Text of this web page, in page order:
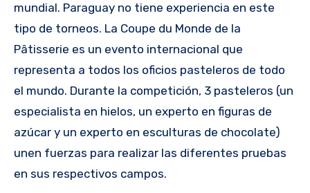
mundial. Paraguay no tiene experiencia en este
tipo de torneos. La Coupe du Monde de la
Pâtisserie es un evento internacional que
representa a todos los oficios pasteleros de todo
el mundo. Durante la competición, 3 pasteleros (un
especialista en hielos, un experto en figuras de
azúcar y un experto en esculturas de chocolate)
unen fuerzas para realizar las diferentes pruebas
en sus respectivos campos.